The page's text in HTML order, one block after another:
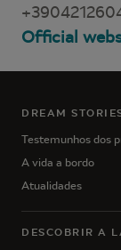
Official
DREAM
Testemunhos dos
A vida a bordo
Atualidades
DESCOBRIR A